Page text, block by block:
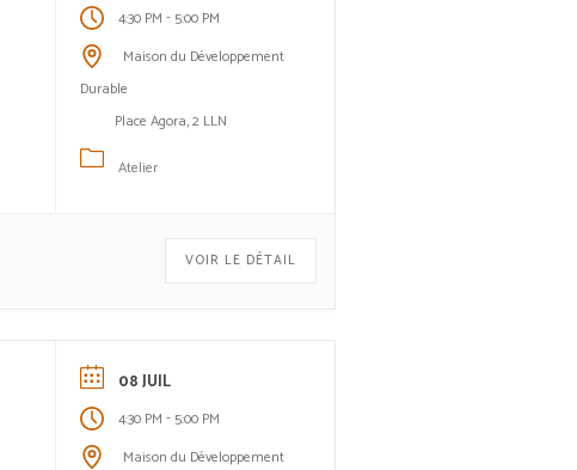
4:30 PM - 5:00 PM
Maison du Développement
Durable
Place Agora, 2 LLN
Atelier
VOIR LE DÉTAIL
08 JUIL
4:30 PM - 5:00 PM
Maison du Développement